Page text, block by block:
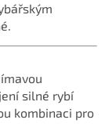
silné rybí
kombinaci pro